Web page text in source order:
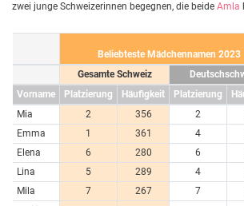
zwei junge Schweizerinnen begegnen, die beide Amla
Beliebteste Mädchennamen 2023
Gesamte Schweiz
Vorname
Platzierung Häufigkeit Platzierung
Mia
2 356 2
Emma
1 361 4
Elena
6 280 6
Lina
5 289 4
Mila
7 267 7